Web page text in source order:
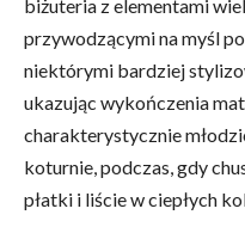
biżuteria z elementami
przywodzącymi na myśl
niektórymi bardziej
ukazując wykończenia
charakterystycznie
koturnie, podczas, gdy
płatki i liście w ciepłych